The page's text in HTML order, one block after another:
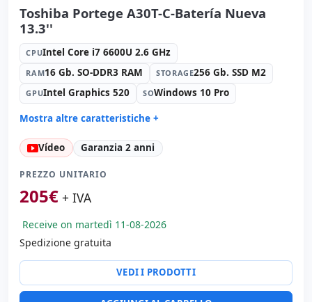
Toshiba Portege A30T-C-Batería Nueva
13.3''
CPUIntel Core i7 6600U 2.6 GHz
RAM16 Gb. SO-DDR3 RAM STORAGE256 Gb. SSD M2
GPUIntel Graphics 520 SOWindows 10 Pro
Mostra altre caratteristiche +
Unità ottica: DVD-RW
Suono: Realtek HDA
Rete: intel(R) ethernet l219-LM
Porte:
3x USB 3.0
Porte video: VGA · HDMI
Multimedia: Webcam · Lettore SD · Lettore impronte ·
RJ-45 · WIFI · Bluetooth · 4G
Specifico portatile: Batteria Nuovo · Lingua tastiera
Vídeo Garanzia 2 anni
PREZZO UNITARIO
205€ + IVA
Receive on martedì 11-08-2026
Spedizione gratuita
VEDI I PRODOTTI